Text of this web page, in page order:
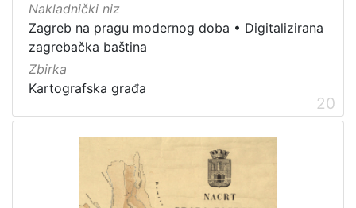
Nakladnički niz
Zagreb na pragu modernog doba • Digitalizirana
zagrebačka baština
Zbirka
Kartografska građa
20